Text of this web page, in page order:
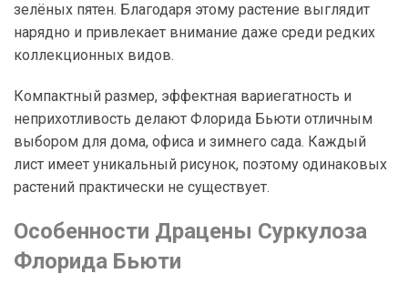
зелёных пятен. Благодаря этому растение выглядит
нарядно и привлекает внимание даже среди редких
коллекционных видов.
Компактный размер, эффектная вариегатность и
неприхотливость делают Флорида Бьюти отличным
выбором для дома, офиса и зимнего сада. Каждый
лист имеет уникальный рисунок, поэтому одинаковых
растений практически не существует.
Особенности Драцены Суркулоза
Флорида Бьюти